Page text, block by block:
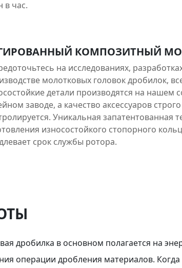
в час.
КОМПОЗИТНЫЙ
на исследованиях,
молотковых головок дробилок,
детали производятся на нашем
заводе, а качество аксессуаров строго
Уникальная запатентованная
износостойкого стопорного
срок службы ротора.
дробилка в основном полагается на
операции дробления материалов. Когда